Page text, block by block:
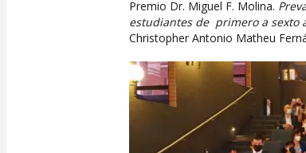
Premio Dr. Miguel F. Molina.
estudiantes de primero a sexto
Christopher Antonio Matheu